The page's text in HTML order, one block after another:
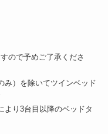
ので予めご了承くださ
み）を除いてツインベッド
り3台目以降のベッドタ